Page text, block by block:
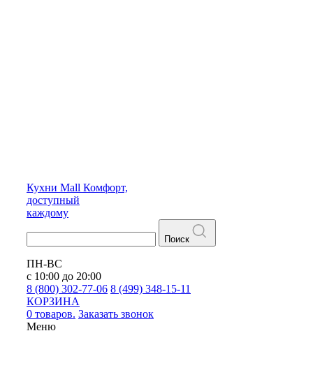
Кухни Mall Комфорт,
доступный
каждому
Поиск
ПН-ВС
с 10:00 до 20:00
8 (800) 302-77-06 8 (499) 348-15-11
КОРЗИНА
0 товаров. Заказать звонок
Меню